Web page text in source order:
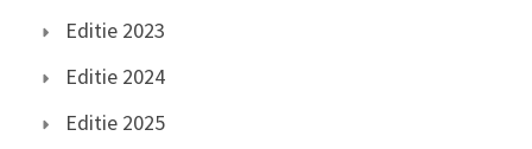
Editie 2023
Editie 2024
Editie 2025